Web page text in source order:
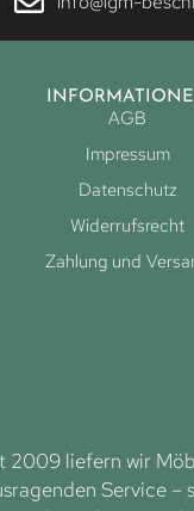
AGB
Impressum
Datenschutz
Widerrufsrecht
Zahlung und
2009 liefern wir
Service –